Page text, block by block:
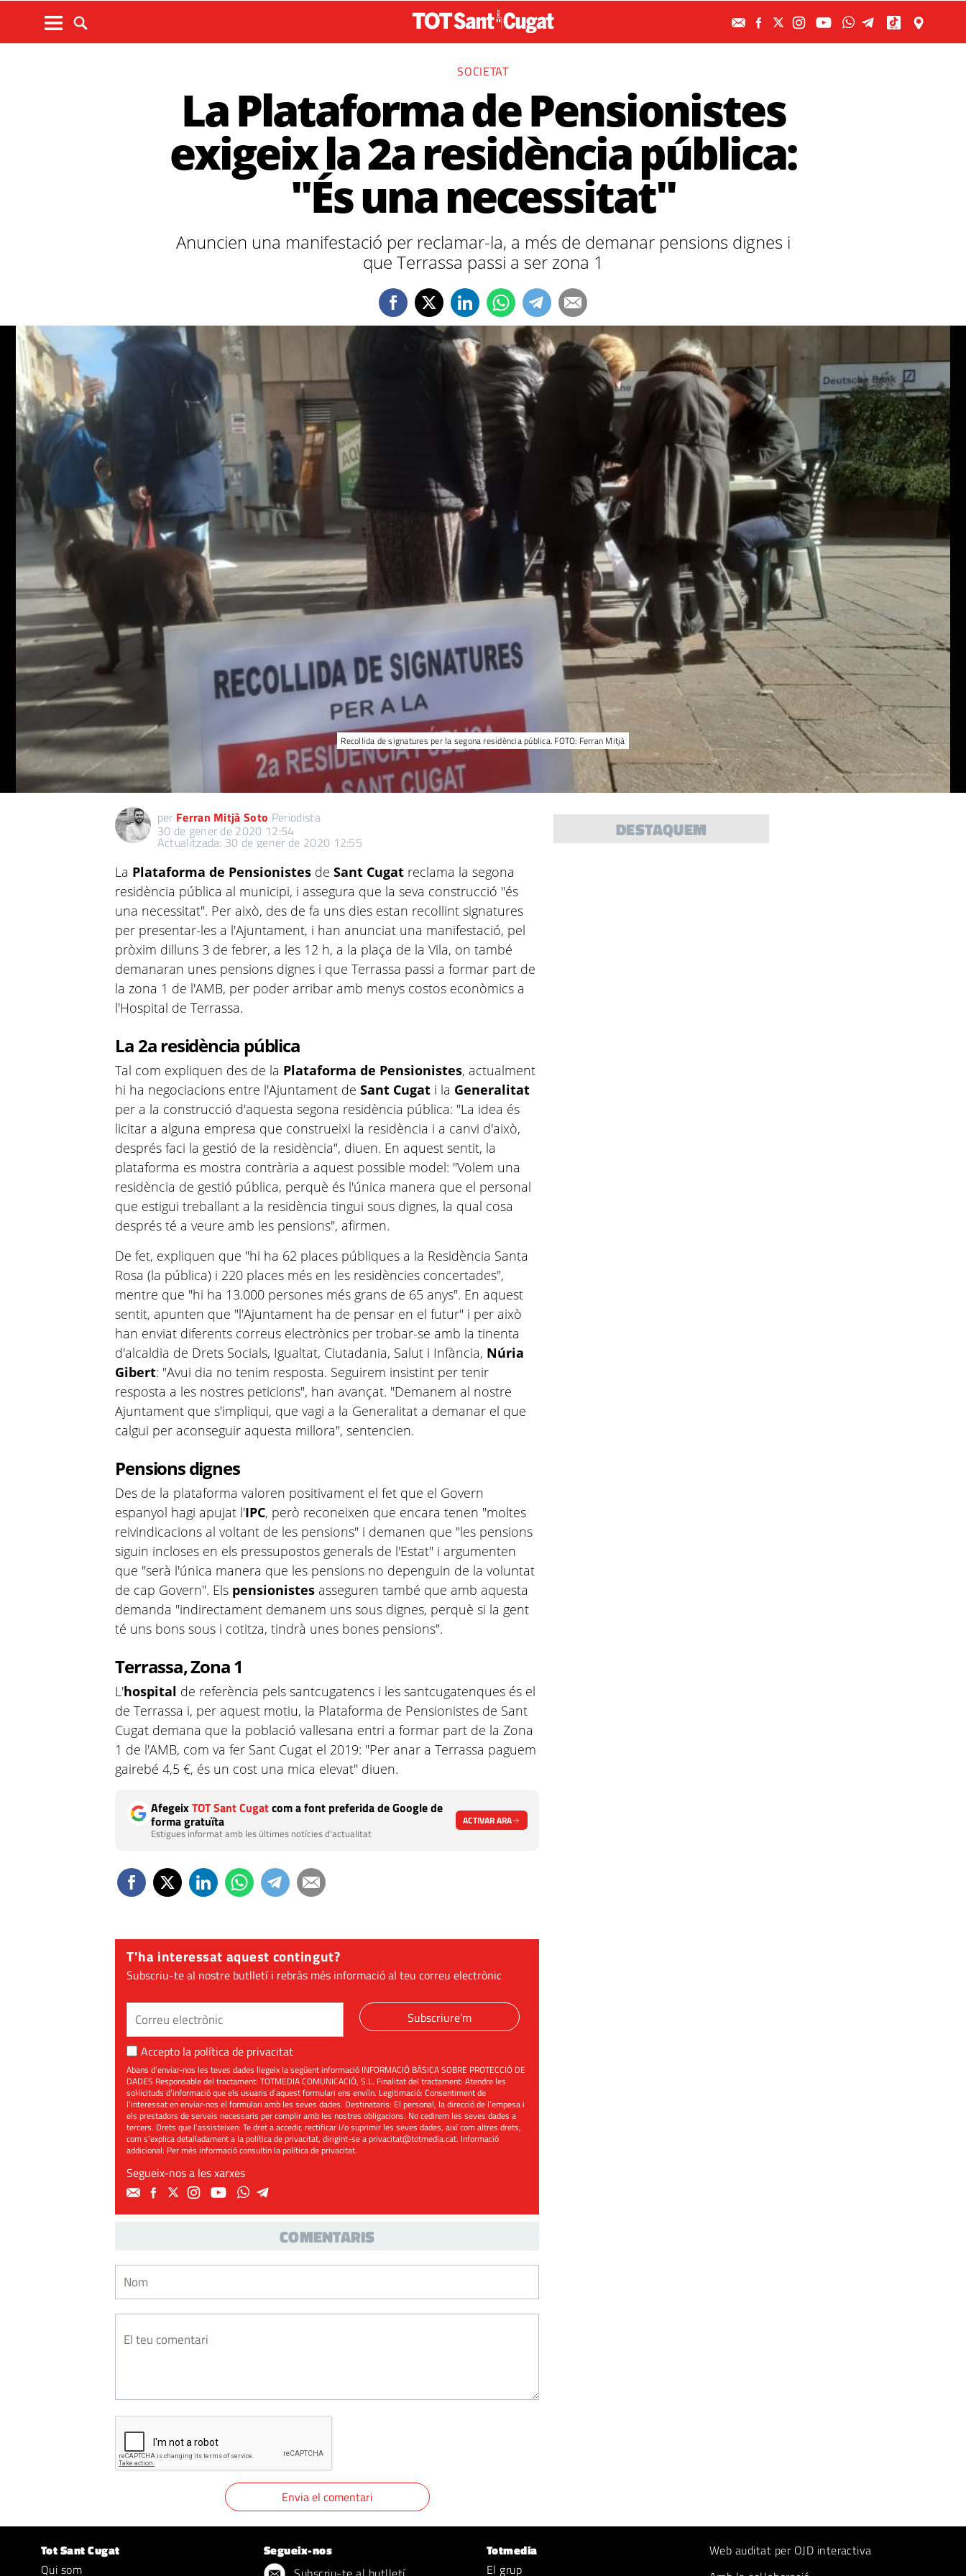
SOCIETAT
La Plataforma de Pensionistes
exigeix la 2a residència pública:
"És una necessitat"
Anuncien una manifestació per reclamar-la, a més de demanar pensions dignes i
que Terrassa passi a ser zona 1
Recollida de signatures per la segona residència pública. FOTO: Ferran Mitjà
per Ferran Mitjà Soto Periodista
30 de gener de 2020 12:54
Actualitzada: 30 de gener de 2020 12:55
La Plataforma de Pensionistes deSant Cugat reclama la segona
residència pública al municipi, i assegura que la seva construcció "és
una necessitat". Per això, des de fa uns dies estan recollint signatures
per presentar-les a l'Ajuntament, i han anunciat una manifestació, pel
pròxim dilluns 3 de febrer, a les 12 h, a la plaça de la Vila, on també
demanaran unes pensions dignes i que Terrassa passi a formar part de
la zona 1 de l'AMB, per poder arribar amb menys costos econòmics a
l'Hospital de Terrassa.
La 2a residència pública
Tal com expliquen des de la Plataforma de Pensionistes, actualment
hi ha negociacions entre l'Ajuntament deSant Cugat i la Generalitat
per a la construcció d'aquesta segona residència pública: "La idea és
licitar a alguna empresa que construeixi la residència i a canvi d'això,
després faci la gestió de la residència", diuen. En aquest sentit, la
plataforma es mostra contrària a aquest possible model: "Volem una
residència de gestió pública, perquè és l'única manera que el personal
que estigui treballant a la residència tingui sous dignes, la qual cosa
després té a veure amb les pensions", afirmen.
De fet, expliquen que "hi ha 62 places públiques a la Residència Santa
Rosa (la pública) i 220 places més en les residències concertades",
mentre que "hi ha 13.000 persones més grans de 65 anys". En aquest
sentit, apunten que "l'Ajuntament ha de pensar en el futur" i per això
han enviat diferents correus electrònics per trobar-se amb la tinenta
d'alcaldia de Drets Socials, Igualtat, Ciutadania, Salut i Infància, Núria
Gibert: "Avui dia no tenim resposta. Seguirem insistint per tenir
resposta a les nostres peticions", han avançat. "Demanem al nostre
Ajuntament que s'impliqui, que vagi a la Generalitat a demanar el que
calgui per aconseguir aquesta millora", sentencien.
Pensions dignes
Des de la plataforma valoren positivament el fet que el Govern
espanyol hagi apujat l'IPC, però reconeixen que encara tenen "moltes
reivindicacions al voltant de les pensions" i demanen que "les pensions
siguin incloses en els pressupostos generals de l'Estat" i argumenten
que "serà l'única manera que les pensions no depenguin de la voluntat
de cap Govern". Els pensionistes asseguren també que amb aquesta
demanda "indirectament demanem uns sous dignes, perquè si la gent
té uns bons sous i cotitza, tindrà unes bones pensions".
Terrassa, Zona 1
L'hospital de referència pels santcugatencs i les santcugatenques és el
de Terrassa i, per aquest motiu, la Plataforma de Pensionistes de Sant
Cugat demana que la població vallesana entri a formar part de la Zona
1 de l'AMB, com va fer Sant Cugat el 2019: "Per anar a Terrassa paguem
gairebé 4,5 €, és un cost una mica elevat" diuen.
AfegeixTOT Sant Cugatcom a font preferida de Google de
forma gratuïta
Estigues informat amb les últimes notícies d'actualitat
ACTIVAR ARA
T'ha interessat aquest contingut?
Subscriu-te al nostre butlletí i rebràs més informació al teu correu electrònic
Subscriure'm
Accepto la política de privacitat
Abans d’enviar-nos les teves dades llegeix la següent informació INFORMACIÓ BÀSICA SOBRE PROTECCIÓ DE
DADES Responsable del tractament: TOTMEDIA COMUNICACIÓ, S.L. Finalitat del tractament: Atendre les
sol·licituds d’informació que els usuaris d’aquest formulari ens enviïn. Legitimació: Consentiment de
l’interessat en enviar-nos el formulari amb les seves dades. Destinataris: El personal, la direcció de l’empesa i
els prestadors de serveis necessaris per complir amb les nostres obligacions. No cedirem les seves dades a
tercers. Drets que l’assisteixen: Te dret a accedir, rectificar i/o suprimir les seves dades, així com altres drets,
com s’explica detalladament a la política de privacitat, dirigint-se aprivacitat@totmedia.cat. Informació
addicional: Per més informació consultin lapolítica de privacitat.
Segueix-nos a les xarxes
COMENTARIS
DESTAQUEM
Tot Sant Cugat
Qui som
Segueix-nos
Totmedia
El grup
Web auditat per OJD interactiva